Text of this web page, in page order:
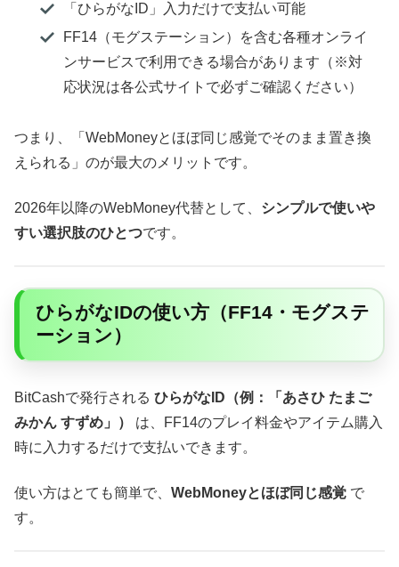
「ひらがなID」入力だけで支払い可能
FF14（モグステーション）を含む各種オンライ
ンサービスで利用できる場合があります（※対
応状況は各公式サイトで必ずご確認ください）
つまり、「WebMoneyとほぼ同じ感覚でそのまま置き換
えられる」のが最大のメリットです。
2026年以降のWebMoney代替として、 シンプルで使いや
すい選択肢のひとつです。
ひらがなIDの使い方（FF14・モグステ
ーション）
BitCashで発行される ひらがなID（例：「あさひ たまご
みかん すずめ」）
は、FF14のプレイ料金やアイテム購入
時に入力するだけで支払いできます。
使い方はとても簡単で、 WebMoneyとほぼ同じ感覚 で
す。